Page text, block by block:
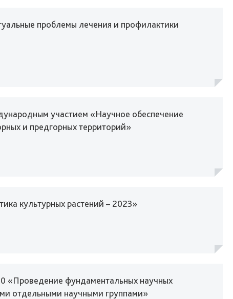
проблемы лечения и профилактики
участием «Научное обеспечение
и предгорных территорий»
культурных растений – 2023»
«Проведение фундаментальных научных
отдельными научными группами»